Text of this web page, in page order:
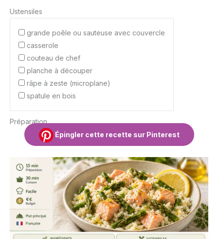
Ustensiles
grande poêle ou sauteuse avec couvercle
casserole
couteau de chef
planche à découper
râpe à zeste (microplane)
spatule en bois
Préparation
Épingler cette recette sur Pinterest